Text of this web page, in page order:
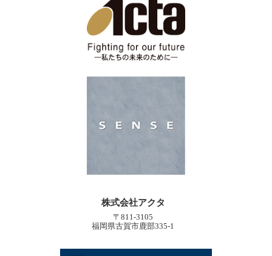
株式会社アクタ
〒811-3105
福岡県古賀市鹿部335-1